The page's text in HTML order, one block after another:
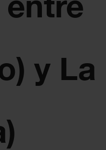
y La